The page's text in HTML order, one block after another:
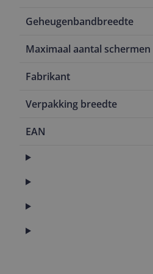
Geheugenbandbreedte
Maximaal aantal schermen
Fabrikant
Verpakking breedte
EAN